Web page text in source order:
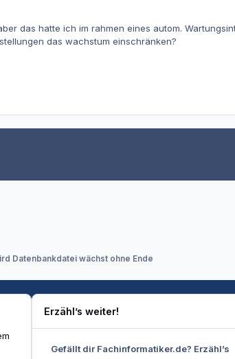
das hatte ich im rahmen eines autom.
das wachstum einschränken?
Datenbankdatei wächst ohne Ende
Erzähl’s weiter!
Gefällt dir Fachinformatiker.de? Erzähl’s